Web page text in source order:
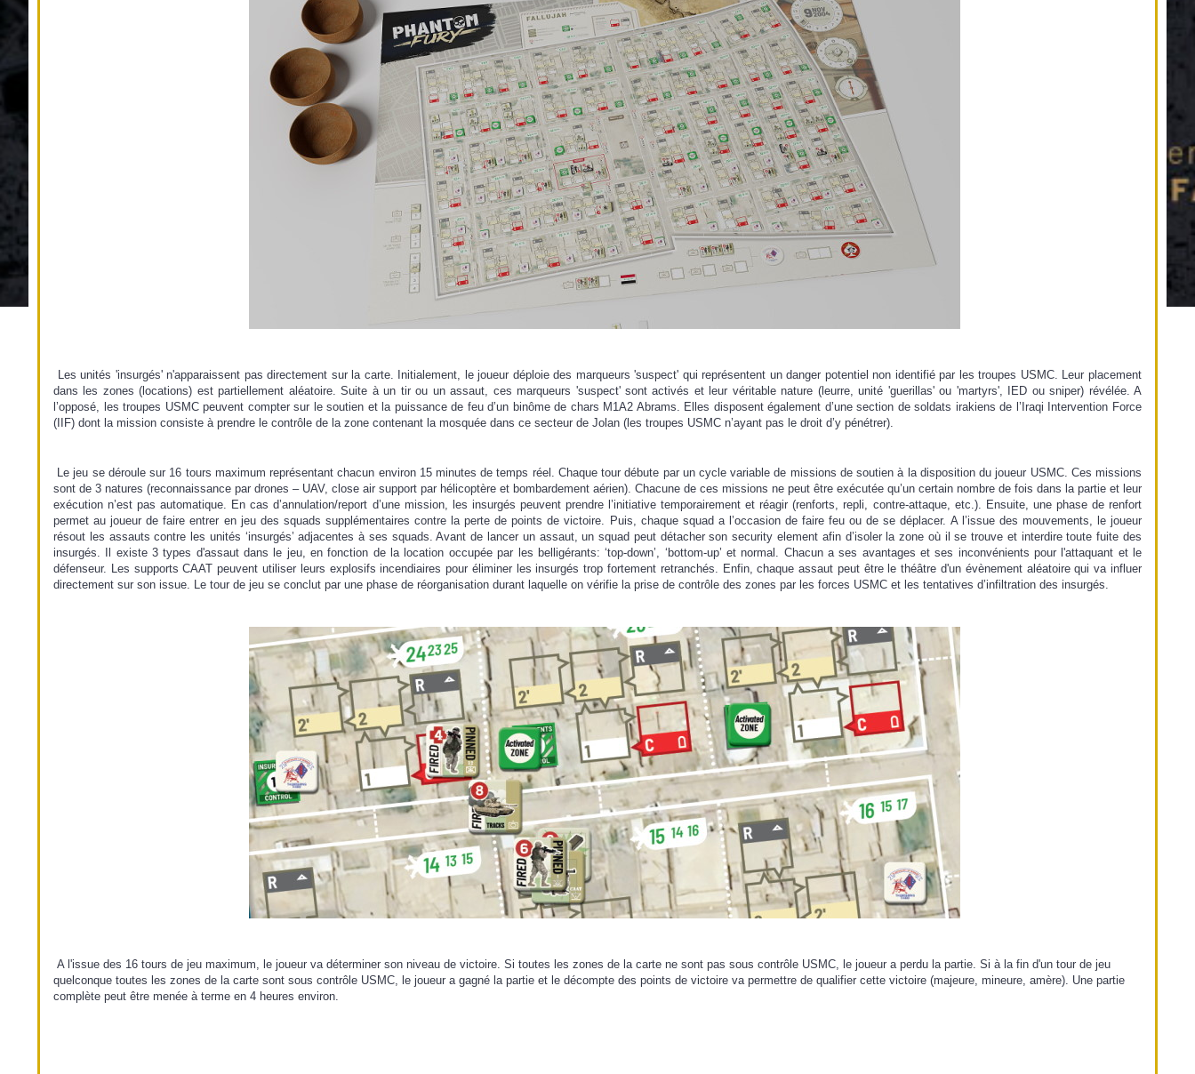
Les unités 'insurgés' n'apparaissent pas directement sur la carte. Initialement, le joueur déploie des marqueurs 'suspect' qui représentent un danger potentiel non identifié par les troupes USMC. Leur placement
dans les zones (locations) est partiellement aléatoire. Suite à un tir ou un assaut, ces marqueurs 'sus­pect' sont activés et leur véritable nature (leurre, unité 'guerillas' ou 'martyrs', IED ou sniper) révélée. A
l’opposé, les troupes USMC peuvent compter sur le soutien et la puissance de feu d’un binôme de chars M1A2 Abrams. Elles disposent également d’une section de soldats irakiens de l’Iraqi Intervention Force
(IIF) dont la mission consiste à prendre le contrôle de la zone contenant la mosquée dans ce secteur de Jolan (les troupes USMC n’ayant pas le droit d’y pénétrer).
Le jeu se déroule sur 16 tours maximum représentant chacun environ 15 minutes de temps réel. Chaque tour débute par un cycle variable de missions de soutien à la disposition du joueur USMC. Ces missions
sont de 3 natures (reconnaissance par drones – UAV, close air support par hélicoptère et bombardement aérien). Chacune de ces missions ne peut être exécutée qu’un certain nombre de fois dans la partie et leur
exécution n’est pas automatique. En cas d’annulation/report d’une mission, les insurgés peuvent prendre l’initiative temporairement et réagir (renforts, repli, contre-attaque, etc.). Ensuite, une phase de renfort
permet au joueur de faire entrer en jeu des squads supplémentaires contre la perte de points de victoire. Puis, chaque squad a l’occasion de faire feu ou de se déplacer. A l’issue des mouvements, le joueur
résout les assauts contre les unités ‘insurgés’ adjacentes à ses squads. Avant de lancer un assaut, un squad peut détacher son security element afin d’isoler la zone où il se trouve et interdire toute fuite des
insurgés. Il existe 3 types d'assaut dans le jeu, en fonction de la location occupée par les belligérants: ‘top-down’, ‘bottom-up’ et normal. Chacun a ses avantages et ses inconvénients pour l'attaquant et le
défenseur. Les supports CAAT peuvent utiliser leurs explosifs incendiaires pour éliminer les insurgés trop fortement retranchés. Enfin, chaque assaut peut être le théâtre d'un évènement aléatoire qui va influer
directement sur son issue. Le tour de jeu se conclut par une phase de réorganisation durant laquelle on vérifie la prise de contrôle des zones par les forces USMC et les tentatives d’infiltration des insurgés.
A l'issue des 16 tours de jeu maximum, le joueur va déterminer son niveau de victoire. Si toutes les zones de la carte ne sont pas sous contrôle USMC, le joueur a perdu la partie. Si à la fin d'un tour de jeu
quelconque toutes les zones de la carte sont sous contrôle USMC, le joueur a gagné la partie et le décompte des points de victoire va permettre de qualifier cette victoire (majeure, mineure, amère). Une partie
complète peut être menée à terme en 4 heures environ.